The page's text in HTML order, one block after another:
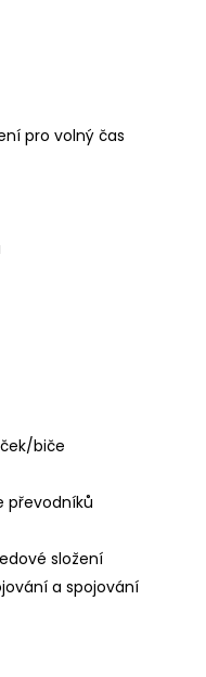
pro volný čas
biče
převodníků
složení
a spojování